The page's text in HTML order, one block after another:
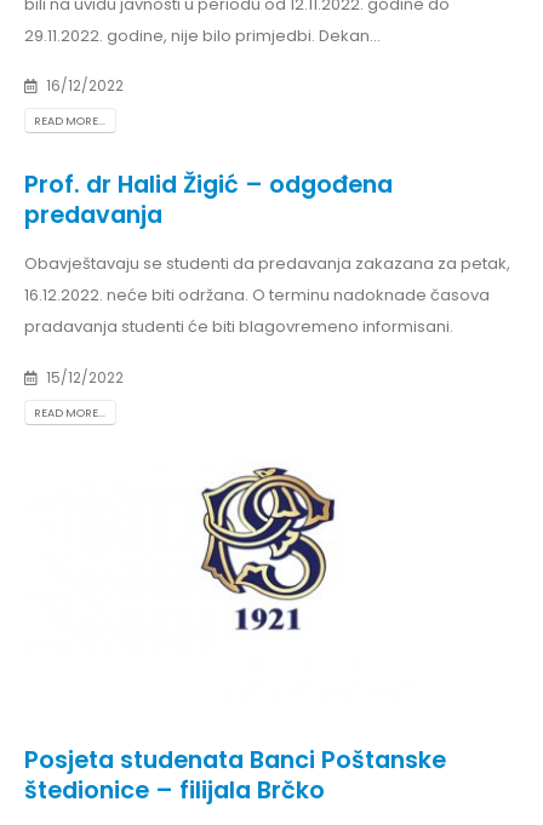
29.11.2022. godine, nije bilo primjedbi. Dekan...
16/12/2022
READ MORE...
Prof. dr Halid Žigić – odgođena
predavanja
Obavještavaju se studenti da predavanja zakazana za petak,
16.12.2022. neće biti održana. O terminu nadoknade časova
pradavanja studenti će biti blagovremeno informisani.
15/12/2022
READ MORE...
Posjeta studenata Banci Poštanske
štedionice – filijala Brčko